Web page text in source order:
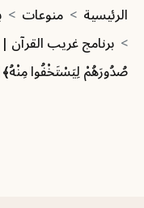
مسار التنقل
الرئيسية منوعات
‌صُدُورَهُمْ ‌لِيَسْتَخْفُوا ‌مِنْهُ﴾